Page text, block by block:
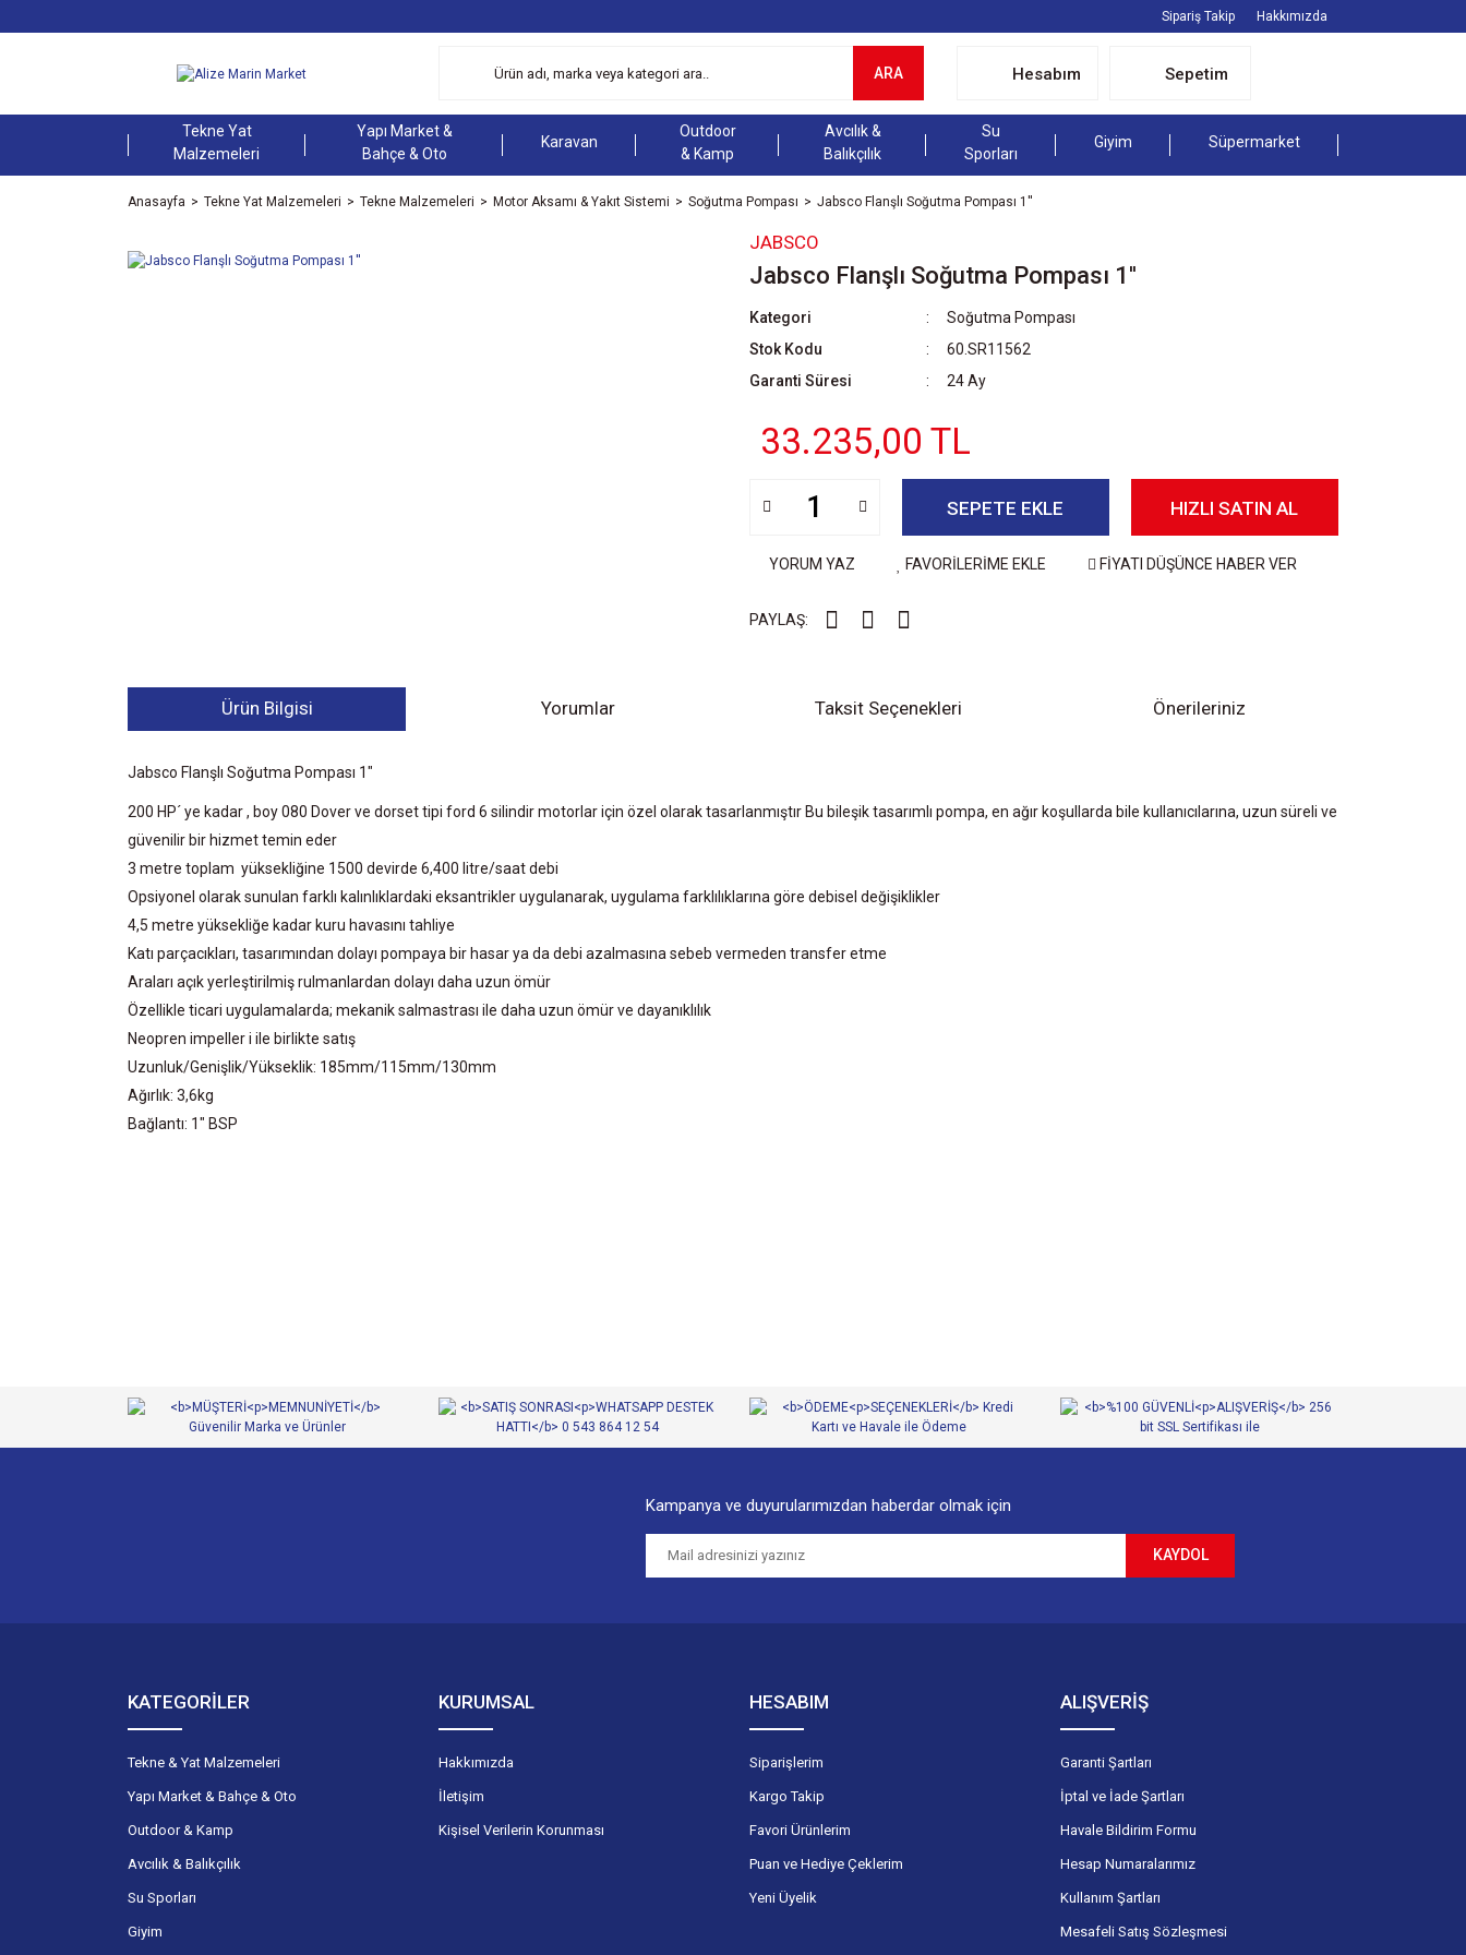
Sipariş Takip Hakkımızda
ARA Hesabım Sepetim
Tekne Yat
Malzemeleri
Yapı Market &
Bahçe & Oto
Karavan
Outdoor
& Kamp
Avcılık &
Balıkçılık
Su
Sporları
Giyim Süpermarket
Anasayfa Tekne Yat Malzemeleri Tekne Malzemeleri Motor Aksamı & Yakıt Sistemi Soğutma Pompası Jabsco Flanşlı Soğutma Pompası 1''
JABSCO
Jabsco Flanşlı Soğutma Pompası 1''
Kategori
Soğutma Pompası
Stok Kodu
60.SR11562
Garanti Süresi
24 Ay
33.235,00 TL
SEPETE EKLE HIZLI SATIN AL
YORUM YAZ FAVORİLERİME EKLE FİYATI DÜŞÜNCE HABER VER
PAYLAŞ:
Ürün Bilgisi Yorumlar Taksit Seçenekleri Önerileriniz
Jabsco Flanşlı Soğutma Pompası 1"
200 HP´ ye kadar , boy 080 Dover ve dorset tipi ford 6 silindir motorlar için özel olarak tasarlanmıştır Bu bileşik tasarımlı pompa, en ağır koşullarda bile kullanıcılarına, uzun süreli ve
güvenilir bir hizmet temin eder
3 metre toplam yüksekliğine 1500 devirde 6,400 litre/saat debi
Opsiyonel olarak sunulan farklı kalınlıklardaki eksantrikler uygulanarak, uygulama farklılıklarına göre debisel değişiklikler
4,5 metre yüksekliğe kadar kuru havasını tahliye
Katı parçacıkları, tasarımından dolayı pompaya bir hasar ya da debi azalmasına sebeb vermeden transfer etme
Araları açık yerleştirilmiş rulmanlardan dolayı daha uzun ömür
Özellikle ticari uygulamalarda; mekanik salmastrası ile daha uzun ömür ve dayanıklılık
Neopren impeller i ile birlikte satış
Uzunluk/Genişlik/Yükseklik: 185mm/115mm/130mm
Ağırlık: 3,6kg
Bağlantı: 1" BSP
Ürün fiyatı diğer sitelerden daha pahalı.
Bu ürüne benzer farklı alternatifler olmalı.
Kampanya ve duyurularımızdan haberdar olmak için
KAYDOL
KATEGORİLER
Tekne & Yat Malzemeleri
Yapı Market & Bahçe & Oto
Outdoor & Kamp
Avcılık & Balıkçılık
Su Sporları
Giyim
KURUMSAL
Hakkımızda
İletişim
Kişisel Verilerin Korunması
HESABIM
Siparişlerim
Kargo Takip
Favori Ürünlerim
Puan ve Hediye Çeklerim
Yeni Üyelik
ALIŞVERİŞ
Garanti Şartları
İptal ve İade Şartları
Havale Bildirim Formu
Hesap Numaralarımız
Kullanım Şartları
Mesafeli Satış Sözleşmesi